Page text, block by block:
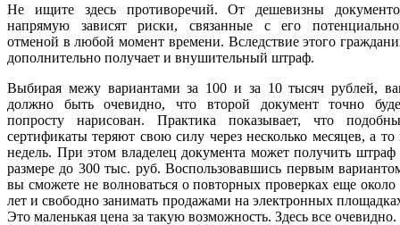
Не ищите здесь противоречий. От дешевизны
напрямую зависят риски, связанные с его
отменой в любой момент времени. Вследствие этого
дополнительно получает и внушительный штраф.
Выбирая межу вариантами за 100 и за 10 тысяч рублей,
должно быть очевидно, что второй документ точно
попросту нарисован. Практика показывает, что
сертификаты теряют свою силу через несколько месяцев, а то
недель. При этом владелец документа может получить штраф
размере до 300 тыс. руб. Воспользовавшись первым
вы сможете не волноваться о повторных проверках еще около
лет и свободно занимать продажами на электронных
Это маленькая цена за такую возможность. Здесь все очевидно.